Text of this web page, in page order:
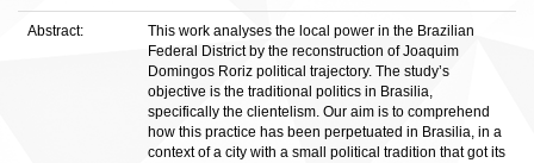
Abstract:
This work analyses the local power in the Brazilian
Federal District by the reconstruction of Joaquim
Domingos Roriz political trajectory. The study’s
objective is the traditional politics in Brasilia,
specifically the clientelism. Our aim is to comprehend
how this practice has been perpetuated in Brasilia, in a
context of a city with a small political tradition that got its